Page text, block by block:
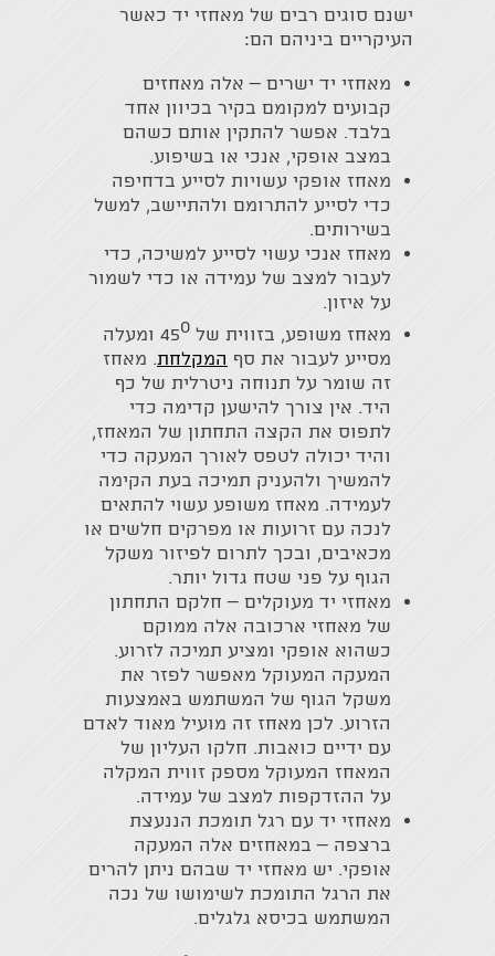
ישנם סוגים רבים של מאחזי יד כאשר
העיקריים ביניהם הם:
מאחזי יד ישרים – אלה מאחזים
קבועים למקומם בקיר בכיוון אחד
בלבד. אפשר להתקין אותם כשהם
במצב אופקי, אנכי או בשיפוע.
מאחז אופקי עשויות לסייע בדחיפה
כדי לסייע להתרומם ולהתיישב, למשל
בשירותים.
מאחז אנכי עשוי לסייע למשיכה, כדי
לעבור למצב של עמידה או כדי לשמור
על איזון.
מאחז משופע, בזווית של 45 o
ומעלה
מסייע לעבור את סף המקלחת. מאחז
זה שומר על תנוחה ניטרלית של כף
היד. אין צורך להישען קדימה כדי
לתפוס את הקצה התחתון של המאחז,
והיד יכולה לטפס לאורך המעקה כדי
להמשיך ולהעניק תמיכה בעת הקימה
לעמידה. מאחז משופע עשוי להתאים
לנכה עם זרועות או מפרקים חלשים או
מכאיבים, ובכך לתרום לפיזור משקל
הגוף על פני שטח גדול יותר.
מאחזי יד מעוקלים – חלקם התחתון
של מאחזי ארכובה אלה ממוקם
כשהוא אופקי ומציע תמיכה לזרוע.
המעקה המעוקל מאפשר לפזר את
משקל הגוף של המשתמש באמצעות
הזרוע. לכן מאחז זה מועיל מאוד לאדם
עם ידיים כואבות. חלקו העליון של
המאחז המעוקל מספק זווית המקלה
על ההזדקפות למצב של עמידה.
מאחזי יד עם רגל תומכת הננעצת
ברצפה – במאחזים אלה המעקה
אופקי. יש מאחזי יד שבהם ניתן להרים
את הרגל התומכת לשימושו של נכה
המשתמש בכיסא גלגלים.